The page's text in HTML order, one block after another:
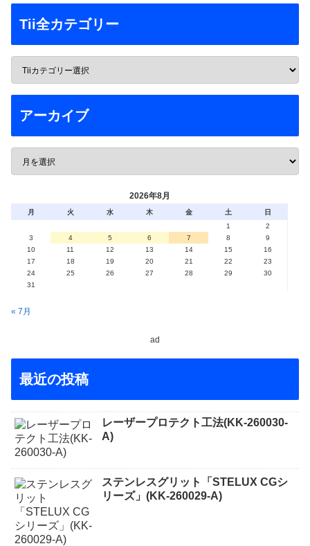
Tii全カテゴリー
アーカイブ
2026年8月
月 火 水 木 金 土
日
1
2
3
4 5 6 7 8
9
10
11 12 13 14 15
16
17
18 19 20 21 22
23
24
25 26 27 28 29
30
31
« 7月
ad
最近の投稿
レーザープロテクト⼯法(KK-260030-
A)
ステンレスグリット「STELUX CGシ
リーズ」(KK-260029-A)